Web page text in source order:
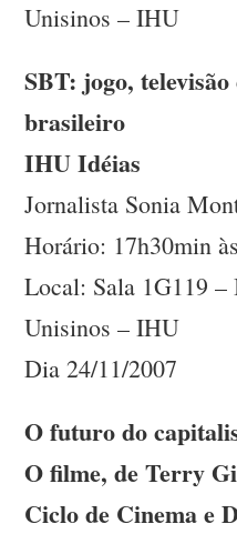
Unisinos – IHU
SBT: jogo,
brasileiro
IHU Idéias
Jornalista Sonia
Horário: 17h30min
Local: Sala 1G119
Unisinos – IHU
Dia 24/11/2007
O futuro do
O filme, de Terry
Ciclo de Cinema e